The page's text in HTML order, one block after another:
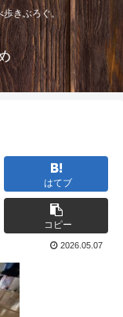
歩きぶろぐ。
はてブ
コピー
2026.05.07